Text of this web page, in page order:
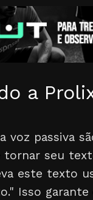
a
voz passiva
tornar seu
este texto
Isso